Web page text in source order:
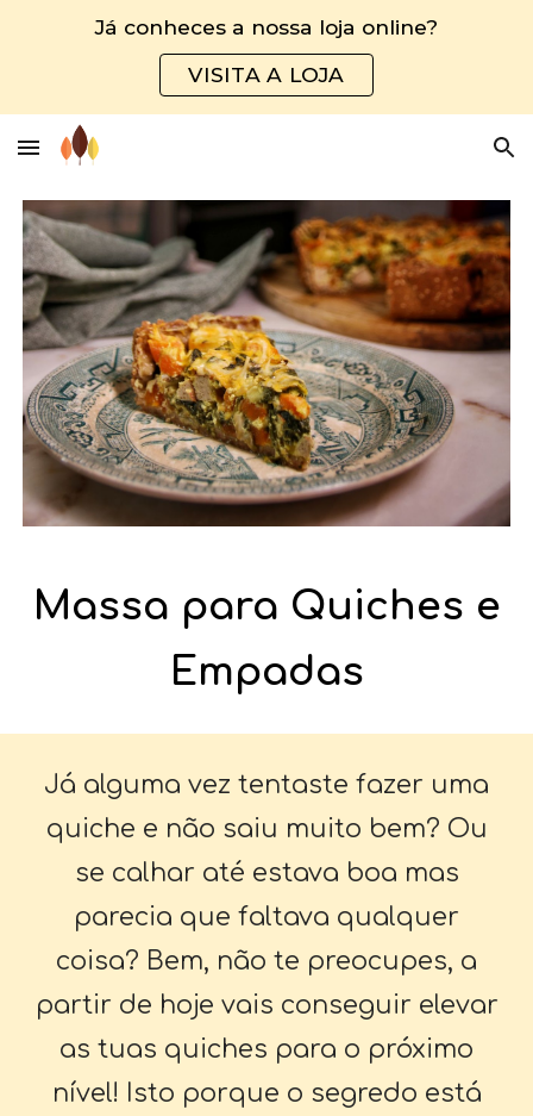
Já conheces a nossa loja online?
VISITA A LOJA
Massa para Quiches e
Empadas
Já alguma vez tentaste fazer uma
quiche e não saiu muito bem? Ou
se calhar até estava boa mas
parecia que faltava qualquer
coisa? Bem, não te preocupes, a
partir de hoje vais conseguir elevar
as tuas quiches para o próximo
nível! Isto porque o segredo está